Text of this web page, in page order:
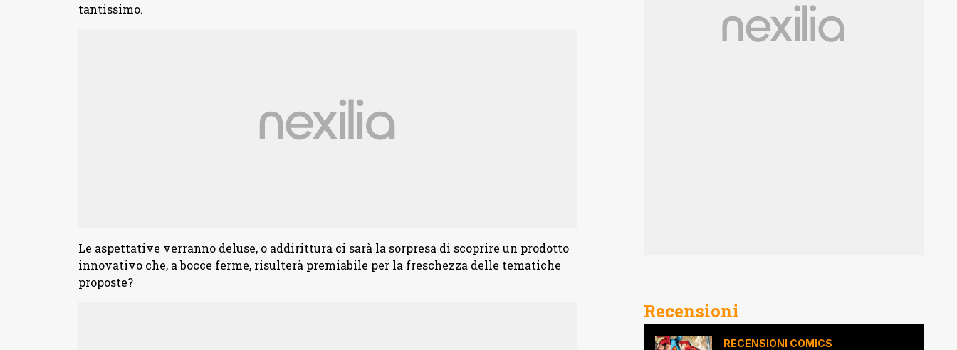
tantissimo.
Le aspettative verranno deluse, o addirittura ci sarà la sorpresa di scoprire un prodotto
innovativo che, a bocce ferme, risulterà premiabile per la freschezza delle tematiche
proposte?
Recensioni
RECENSIONI COMICS